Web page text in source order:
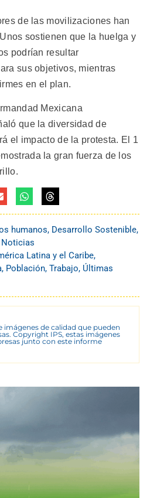
de las movilizaciones han
sostienen que la huelga y
podrían resultar
sus objetivos, mientras
en el plan.
Mexicana
que la diversidad de
el impacto de la protesta. El 1
la gran fuerza de los
humanos, Desarrollo Sostenible,
Latina y el Caribe,
, Población, Trabajo, Últimas
imágenes de calidad que pueden
Copyright IPS, estas imágenes
junto con este informe